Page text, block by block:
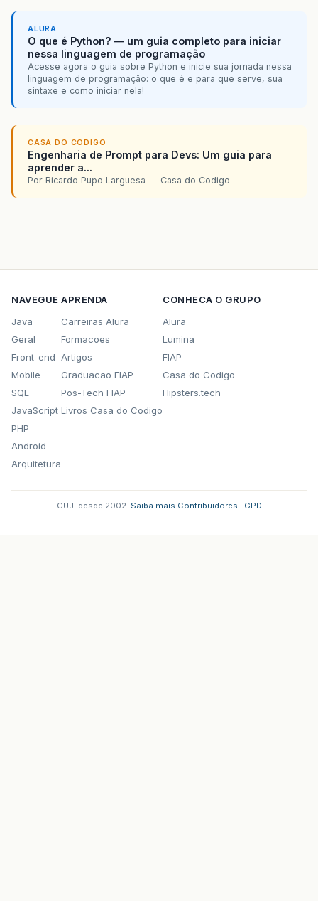
ALURA
O que é Python? — um guia completo para iniciar
nessa linguagem de programação
Acesse agora o guia sobre Python e inicie sua jornada nessa
linguagem de programação: o que é e para que serve, sua
sintaxe e como iniciar nela!
CASA DO CODIGO
Engenharia de Prompt para Devs: Um guia para
aprender a...
Por Ricardo Pupo Larguesa — Casa do Codigo
NAVEGUE
Java
Geral
Front-end
Mobile
SQL
JavaScript
PHP
Android
Arquitetura
APRENDA
Carreiras Alura
Formacoes
Artigos
Graduacao FIAP
Pos-Tech FIAP
Livros Casa do Codigo
CONHECA O GRUPO
Alura
Lumina
FIAP
Casa do Codigo
Hipsters.tech
GUJ: desde 2002. Saiba mais Contribuidores LGPD